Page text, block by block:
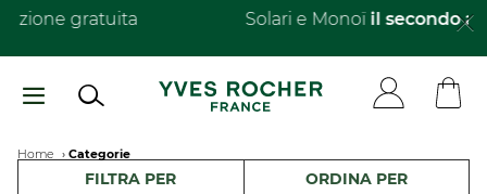
Salta
principale
Solari e Monoï il secondo al -40%​
Breadcrumb
Home Categorie
FILTRA PER ORDINA PER